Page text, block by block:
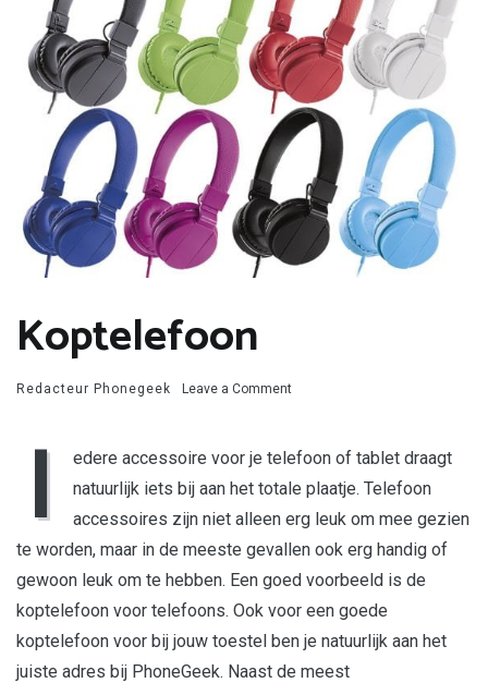
Koptelefoon
Redacteur Phonegeek Leave a Commenton
I
edere accessoire voor je telefoon of tablet draagt
natuurlijk iets bij aan het totale plaatje. Telefoon
accessoires zijn niet alleen erg leuk om mee gezien
te worden, maar in de meeste gevallen ook erg handig of
gewoon leuk om te hebben. Een goed voorbeeld is de
koptelefoon voor telefoons. Ook voor een goede
koptelefoon voor bij jouw toestel ben je natuurlijk aan het
juiste adres bij PhoneGeek. Naast de meest